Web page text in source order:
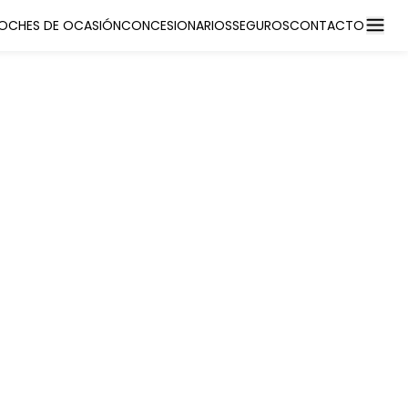
DE OCASIÓNCONCESIONARIOSSEGUROSCONTACTO